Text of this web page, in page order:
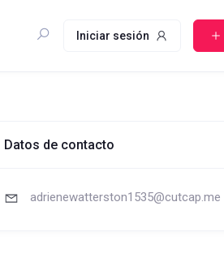
Iniciar sesión
Datos de contacto
adrienewatterston1535@cutcap.me